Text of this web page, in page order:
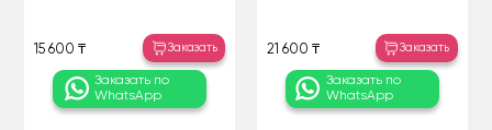
15 600 ₸ Заказать
Заказать по
WhatsApp
21 600 ₸ Заказать
Заказать по
WhatsApp